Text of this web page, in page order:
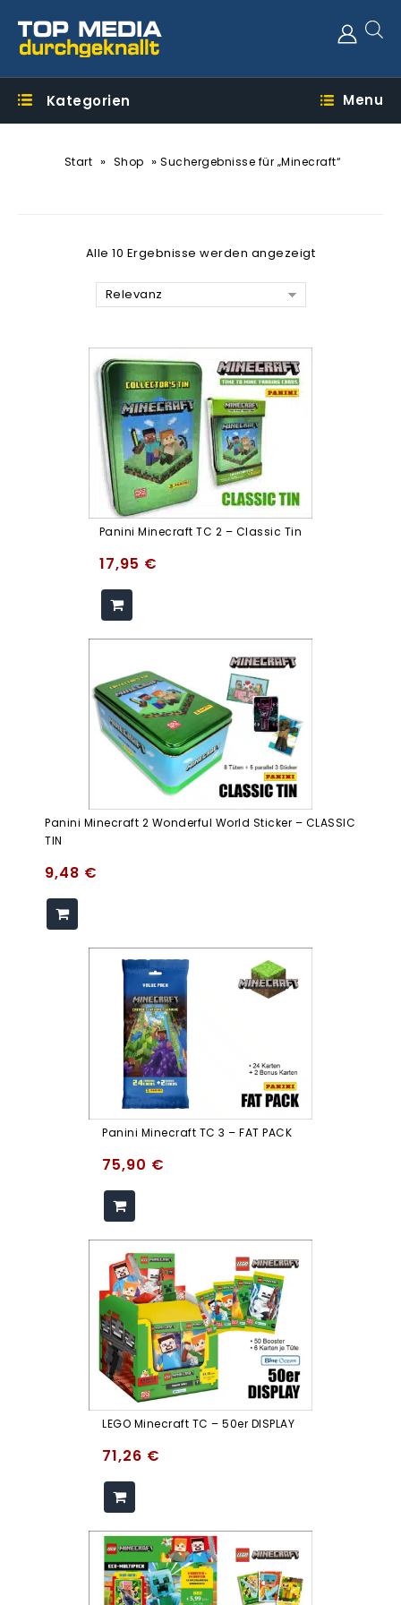
Kategorien Menu
Start » Shop »Suchergebnisse für „Minecraft“
Alle 10 Ergebnisse werden angezeigt
Relevanz
Panini Minecraft TC 2 – Classic Tin
17,95 €
Panini Minecraft 2 Wonderful World Sticker – CLASSIC
TIN
9,48 €
Panini Minecraft TC 3 – FAT PACK
75,90 €
LEGO Minecraft TC – 50er DISPLAY
71,26 €